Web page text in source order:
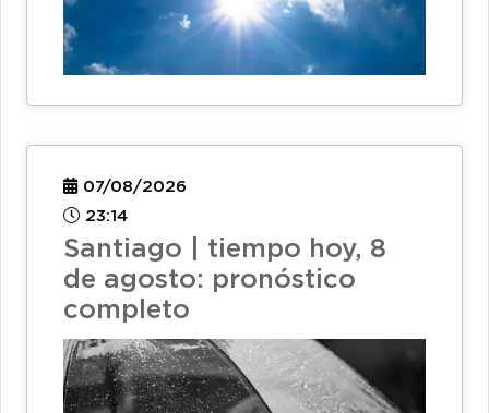
07/08/2026
23:14
Santiago | tiempo hoy, 8
de agosto: pronóstico
completo